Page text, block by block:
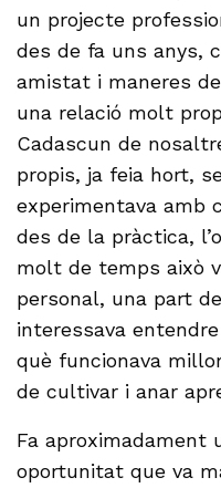
un projecte
des de fa uns anys,
amistat i maneres
una relació molt
Cadascun de
propis, ja feia hort,
experimentava amb
des de la pràctica,
molt de temps això
personal, una part
interessava
què funcionava
de cultivar i anar
Fa aproximadament
oportunitat que va